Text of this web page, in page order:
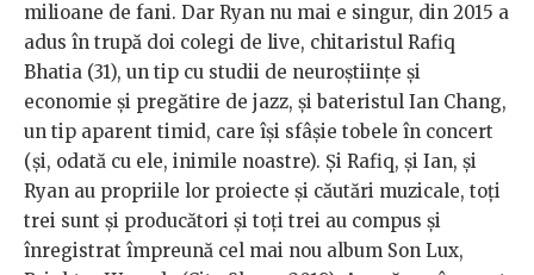
milioane de fani. Dar Ryan nu mai e singur, din 2015 a
adus în trupă doi colegi de live, chitaristul Rafiq
Bhatia (31), un tip cu studii de neuroștiințe și
economie și pregătire de jazz, și bateristul Ian Chang,
un tip aparent timid, care își sfâșie tobele în concert
(și, odată cu ele, inimile noastre). Și Rafiq, și Ian, și
Ryan au propriile lor proiecte și căutări muzicale, toți
trei sunt și producători și toți trei au compus și
înregistrat împreună cel mai nou album Son Lux,